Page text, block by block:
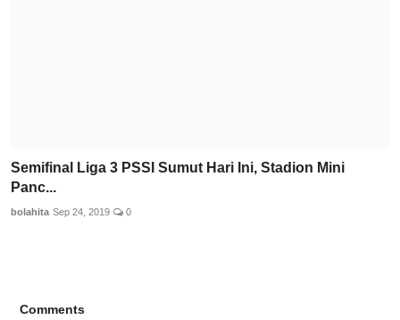
Semifinal Liga 3 PSSI Sumut Hari Ini, Stadion Mini
Panc...
bolahita Sep 24, 2019 0
Comments